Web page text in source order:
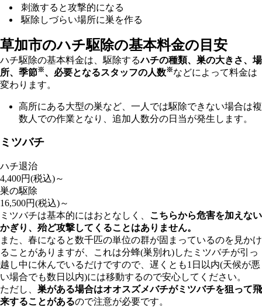
刺激すると攻撃的になる
駆除しづらい場所に巣を作る
草加市のハチ駆除の基本料金の目安
ハチ駆除の基本料金は、駆除するハチの種類、巣の大きさ、場
所、季節※、必要となるスタッフの人数※などによって料金は
変わります。
高所にある大型の巣など、一人では駆除できない場合は複
数人での作業となり、追加人数分の日当が発生します。
ミツバチ
ハチ退治
4,400円(税込)～
巣の駆除
16,500円(税込)～
ミツバチは基本的にはおとなしく、 こちらから危害を加えない
かぎり、殆ど攻撃してくることはありません。
また、春になると数千匹の単位の群が固まっているのを見かけ
ることがありますが、これは分蜂(巣別れ)したミツバチが引っ
越し中に休んでいるだけですので、遅くとも1日以内(天候が悪
い場合でも数日以内)には移動するので安心してください。
ただし、 巣がある場合はオオスズメバチがミツバチを狙って飛
来することがあるので注意が必要です。